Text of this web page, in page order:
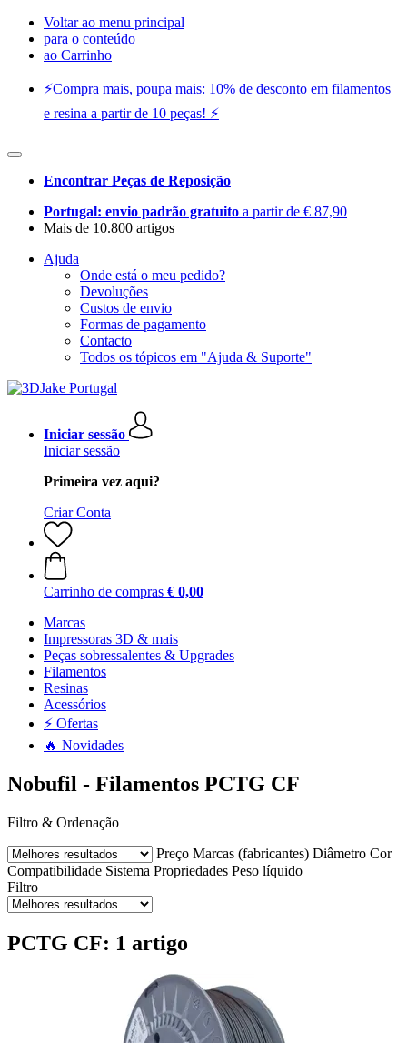
Voltar ao menu principal
para o conteúdo
ao Carrinho
⚡️Compra mais, poupa mais: 10% de desconto em filamentos
e resina a partir de 10 peças! ⚡️
Encontrar Peças de Reposição
Portugal: envio padrão gratuito a partir de € 87,90
Mais de 10.800 artigos
Ajuda
Onde está o meu pedido?
Devoluções
Custos de envio
Formas de pagamento
Contacto
Todos os tópicos em "Ajuda & Suporte"
Iniciar sessão
Iniciar sessão
Primeira vez aqui?
Criar Conta
Carrinho de compras € 0,00
Marcas
Impressoras 3D & mais
Peças sobressalentes & Upgrades
Filamentos
Resinas
Acessórios
⚡ Ofertas
🔥 Novidades
Nobufil - Filamentos PCTG CF
Filtro & Ordenação
Preço Marcas (fabricantes) Diâmetro Cor
Compatibilidade Sistema Propriedades Peso líquido
Filtro
PCTG CF: 1 artigo